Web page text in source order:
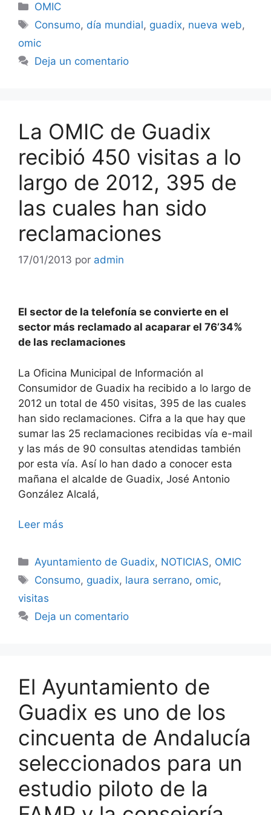
Categorías
OMIC
Etiquetas
Consumo, día mundial, guadix, nueva web,
omic
Deja un comentario
La OMIC de Guadix
recibió 450 visitas a lo
largo de 2012, 395 de
las cuales han sido
reclamaciones
17/01/2013 por admin
El sector de la telefonía se convierte en el
sector más reclamado al acaparar el 76’34%
de las reclamaciones
La Oficina Municipal de Información al
Consumidor de Guadix ha recibido a lo largo de
2012 un total de 450 visitas, 395 de las cuales
han sido reclamaciones. Cifra a la que hay que
sumar las 25 reclamaciones recibidas vía e-mail
y las más de 90 consultas atendidas también
por esta vía. Así lo han dado a conocer esta
mañana el alcalde de Guadix, José Antonio
González Alcalá,
Leer más
Categorías
Ayuntamiento de Guadix, NOTICIAS, OMIC
Etiquetas
Consumo, guadix, laura serrano, omic,
visitas
Deja un comentario
El Ayuntamiento de
Guadix es uno de los
cincuenta de Andalucía
seleccionados para un
estudio piloto de la